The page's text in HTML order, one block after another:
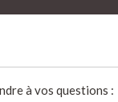
à vos questions :